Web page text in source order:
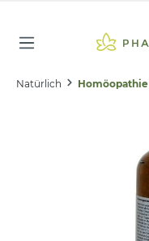
Natürlich Homöopathie